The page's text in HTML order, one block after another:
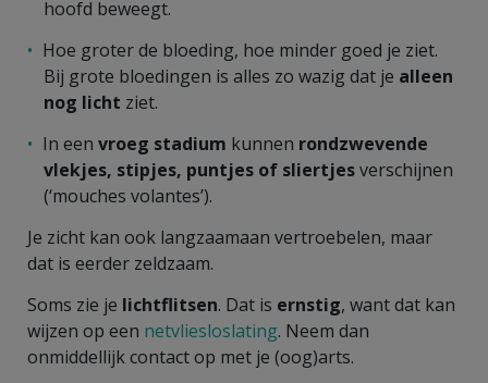
hoofd beweegt.
Hoe groter de bloeding, hoe minder goed je ziet.
Bij grote bloedingen is alles zo wazig dat je alleen
nog licht ziet.
In een vroeg stadium kunnen rondzwevende
vlekjes, stipjes, puntjes of sliertjesverschijnen
(‘mouches volantes’).
Je zicht kan ook langzaamaan vertroebelen, maar
dat is eerder zeldzaam.
Soms zie je lichtflitsen. Dat is ernstig, want dat kan
wijzen op een netvliesloslating. Neem dan
onmiddellijk contact op met je (oog)arts.